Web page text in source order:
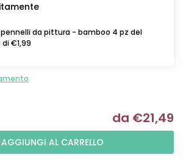
da pittura - bamboo 4 pz del
€1,99
da €21,49
AGGIUNGI AL CARRELLO